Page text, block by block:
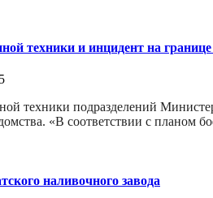
техники и инцидент на
техники подразделений
«В соответствии с планом
наливочного завода